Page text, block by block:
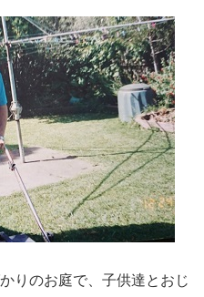
りのお庭で、子供達とおじ